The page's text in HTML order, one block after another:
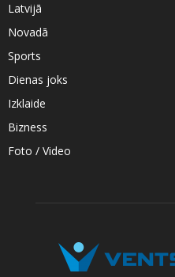
Latvijā
Novadā
Sports
Dienas joks
Izklaide
Bizness
Foto / Video